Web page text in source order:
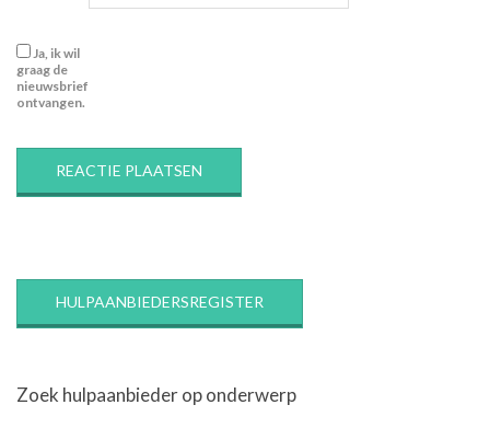
Ja, ik wil
graag de
nieuwsbrief
ontvangen.
HULPAANBIEDERSREGISTER
Zoek hulpaanbieder op onderwerp